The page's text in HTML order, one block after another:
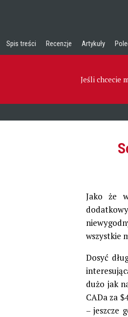
Spis treści Recenzje Artykuły
Jeśli chcecie
Jako że
wszystkie
Dosyć
dużo jak
CADa za
– jeszcze